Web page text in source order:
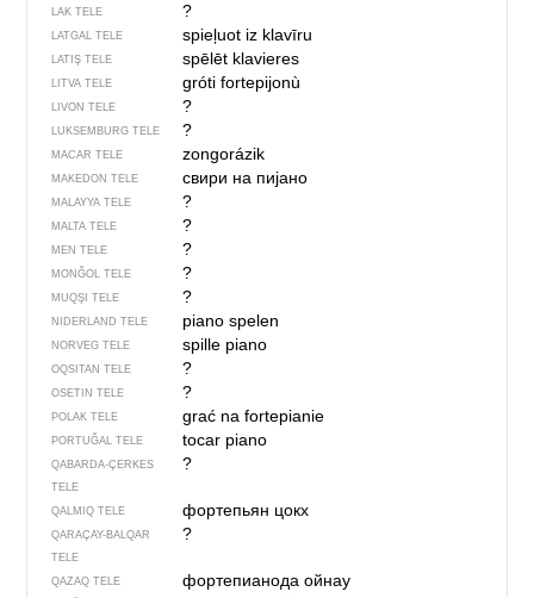
LAK TELE ?
LATGAL TELE spieļuot iz klavīru
LATIŞ TELE spēlēt klavieres
LITVA TELE gróti fortepijonù
LIVON TELE ?
LUKSEMBURG TELE ?
MACAR TELE zongorázik
MAKEDON TELE свири на пијано
MALAYYA TELE ?
MALTA TELE ?
MEN TELE ?
MONĞOL TELE ?
MUQŞI TELE ?
NIDERLAND TELE piano spelen
NORVEG TELE spille piano
OQSITAN TELE ?
OSETIN TELE ?
POLAK TELE grać na fortepianie
PORTUĞAL TELE tocar piano
QABARDA-ÇERKES
TELE
?
QALMIQ TELE фортепьян цокх
QARAÇAY-BALQAR
TELE
?
QAZAQ TELE фортепианода ойнау